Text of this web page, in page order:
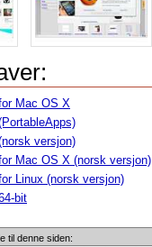
Mac OS X
versjon)
Mac OS X (norsk versjon)
Linux (norsk versjon)
bit
til denne siden: